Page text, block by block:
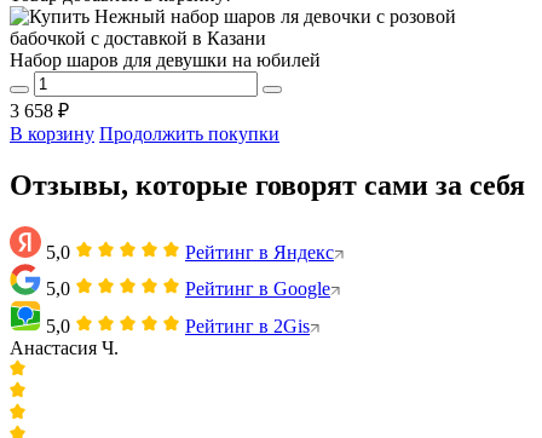
Набор шаров для девушки на юбилей
3 658 ₽
В корзину Продолжить покупки
Отзывы, которые говорят сами за себя
5,0
Рейтинг в Яндекс
5,0
Рейтинг в Google
5,0
Рейтинг в 2Gis
Анастасия Ч.